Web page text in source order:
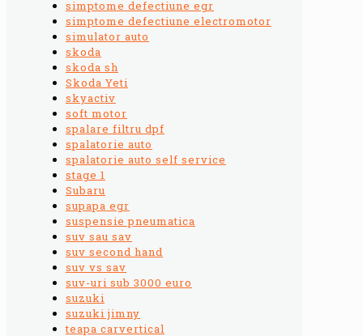
simptome defectiune egr
simptome defectiune electromotor
simulator auto
skoda
skoda sh
Skoda Yeti
skyactiv
soft motor
spalare filtru dpf
spalatorie auto
spalatorie auto self service
stage 1
Subaru
supapa egr
suspensie pneumatica
suv sau sav
suv second hand
suv vs sav
suv-uri sub 3000 euro
suzuki
suzuki jimny
teapa carvertical